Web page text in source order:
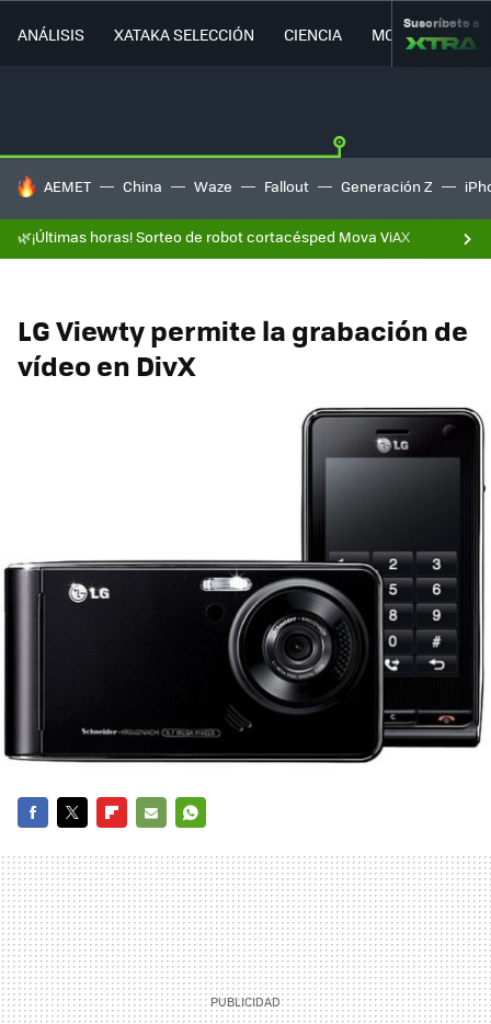
ANÁLISIS XATAKA SELECCIÓN CIENCIA MOVILIDAD
Suscríbete a
HOY SE HABLA DE
AEMET China Waze Fallout Generación Z
🌿¡Últimas horas! Sorteo de robot cortacésped Mova ViAX
LG Viewty permite la grabación de
vídeo en DivX
MAIL